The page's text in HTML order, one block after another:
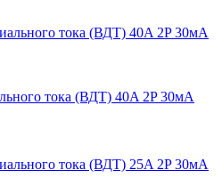
тока (ВДТ) 40A 2P 30мА